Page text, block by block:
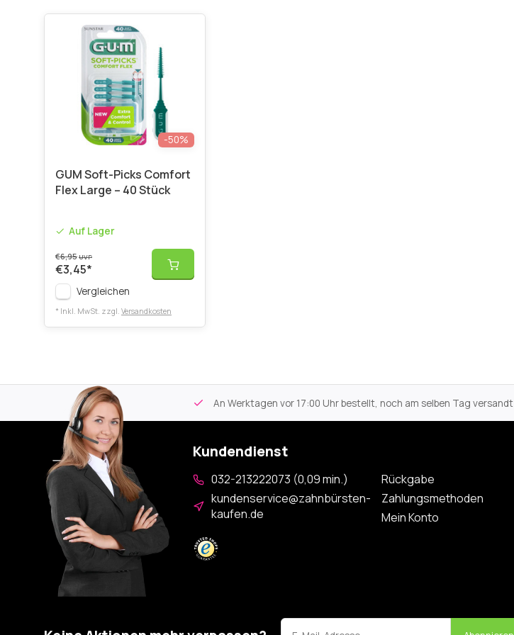
-50%
GUM Soft-Picks Comfort
Flex Large – 40 Stück
Auf Lager
€6,95UVP
€3,45*
Vergleichen
* Inkl. MwSt. zzgl. Versandkosten
Kostenloser Versand An Werktagen vor 17:00 Uhr bestellt, noch am selben Tag versandt
Kundendienst
032-213222073 (0,09 min.)
kundenservice@zahnbürsten-
kaufen.de
Rückgabe
Zahlungsmethoden
Mein Konto